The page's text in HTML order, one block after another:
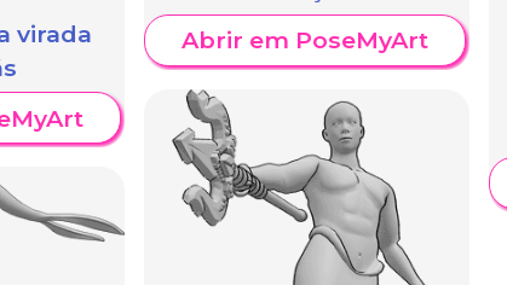
virada
Abrir em PoseMyArt